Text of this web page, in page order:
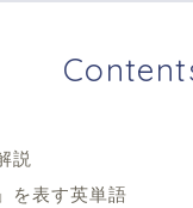
説
を表す英単語